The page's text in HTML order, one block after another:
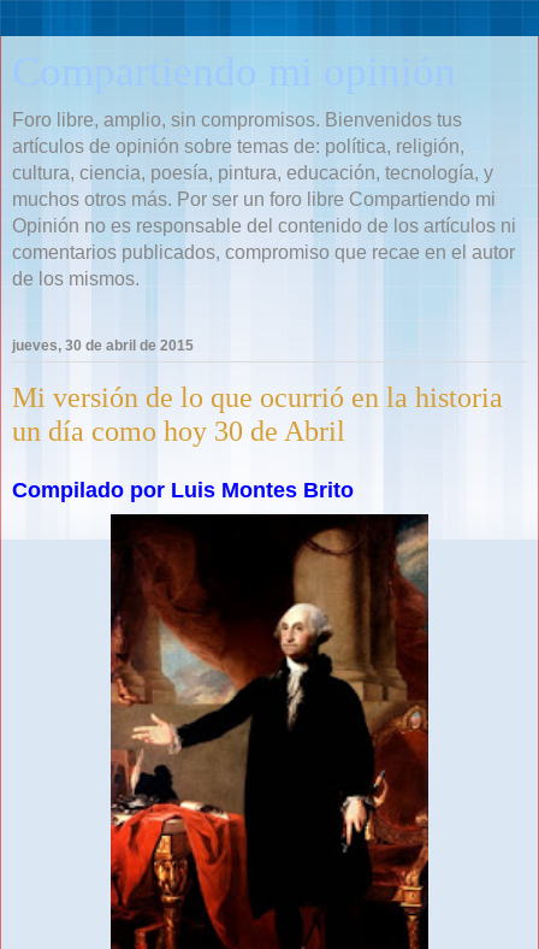
Compartiendo mi opinión
Foro libre, amplio, sin compromisos. Bienvenidos tus
artículos de opinión sobre temas de: política, religión,
cultura, ciencia, poesía, pintura, educación, tecnología, y
muchos otros más. Por ser un foro libre Compartiendo mi
Opinión no es responsable del contenido de los artículos ni
comentarios publicados, compromiso que recae en el autor
de los mismos.
jueves, 30 de abril de 2015
Mi versión de lo que ocurrió en la historia
un día como hoy 30 de Abril
Compilado por Luis Montes Brito